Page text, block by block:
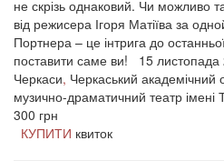
не скрізь однаковий. Чи можливо
від режисера Ігоря Матіїва за
Портнера – це інтрига до
поставити саме ви! 15
Черкаси, Черкаський академічний
музично-драматичний театр
300 грн
КУПИТИ квиток